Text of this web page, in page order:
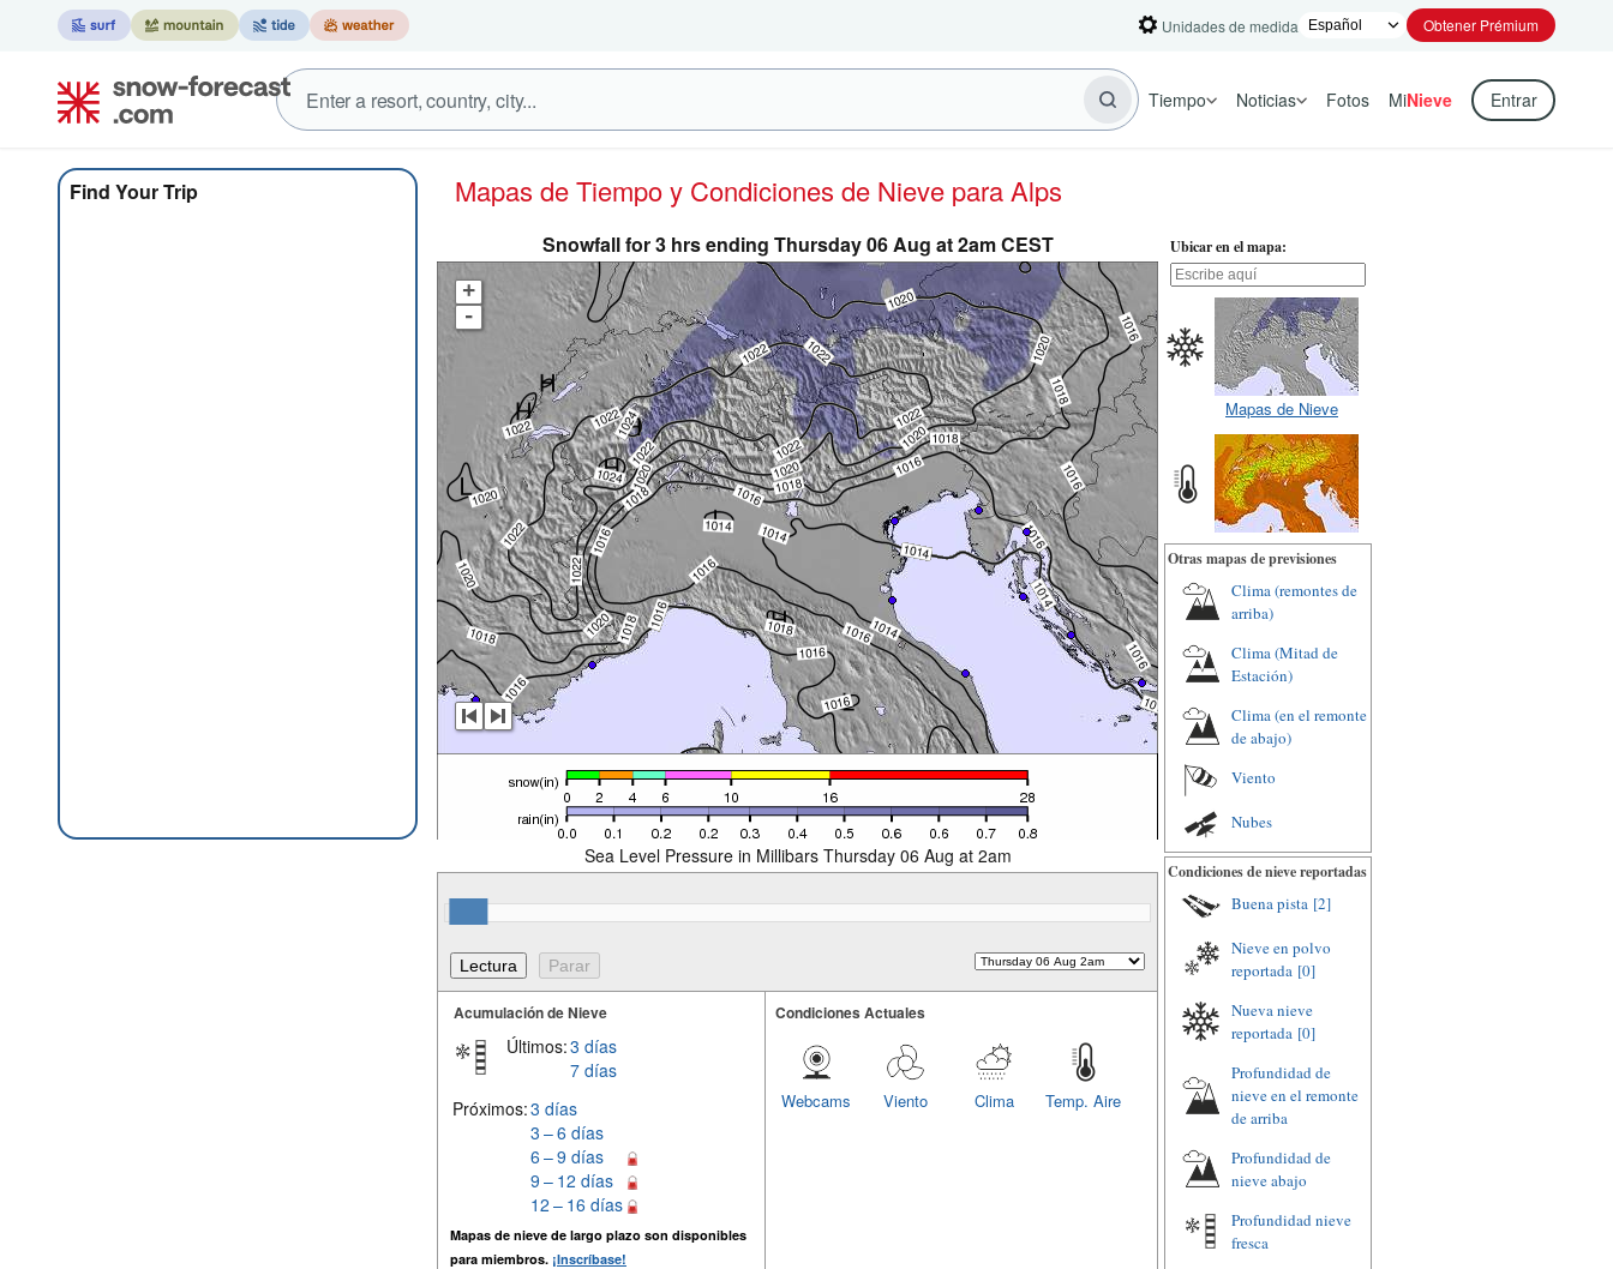
Unidades de medida Obtener Prémium
Tiempo Noticias Fotos MiNieve Entrar
Find Your Trip Mapas de Tiempo y Condiciones de Nieve para Alps
Snowfall for 3 hrs ending Thursday 06 Aug at 2am CEST
+
-
Sea Level Pressure in Millibars Thursday 06 Aug at 2am
Acumulación de Nieve
Últimos:3 días
7 días
Próximos:3 días
3 – 6 días
6 – 9 días
9 – 12 días
12 – 16 días
Mapas de nieve de largo plazo son disponibles
para miembros. ¡Inscríbase!
Condiciones Actuales
Temp. Aire
Clima
Viento
Webcams
Ubicar en el mapa:
Mapas de Nieve
Otras mapas de previsiones
Clima (remontes de
arriba)
Clima (Mitad de
Estación)
Clima (en el remonte
de abajo)
Viento
Nubes
Condiciones de nieve reportadas
Buena pista [2]
Nieve en polvo
reportada [0]
Nueva nieve
reportada [0]
Profundidad de
nieve en el remonte
de arriba
Profundidad de
nieve abajo
Profundidad nieve
fresca